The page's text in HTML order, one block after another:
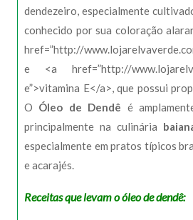
dendezeiro, especialmente
conhecido por sua coloração
href=”http://
e <a href=”http://
e”>vitamina E</a>, que possui
O Óleo de Dendê é
principalmente na culinária
especialmente em pratos típicos
e acarajés.
Receitas que levam o óleo de dendê: